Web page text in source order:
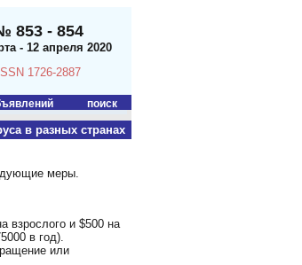
853 - 854
- 12 апреля 2020
ISSN 1726-2887
поиск
в разных странах
меры.
взрослого и $500 на
в год).
или